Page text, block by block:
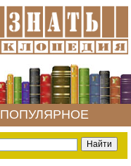
ПОПУЛЯРНОЕ